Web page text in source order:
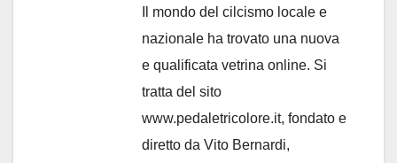
Il mondo del cilcismo locale e
nazionale ha trovato una nuova
e qualificata vetrina online. Si
tratta del sito
www.pedaletricolore.it, fondato e
diretto da Vito Bernardi,